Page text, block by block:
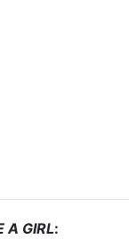
A GIRL: